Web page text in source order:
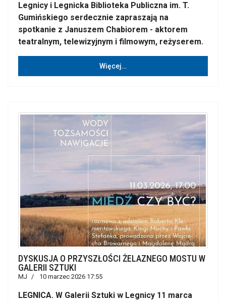
Legnicy i Legnicka Biblioteka Publiczna im. T.
Gumińskiego serdecznie zapraszają na
spotkanie z Januszem Chabiorem - aktorem
teatralnym, telewizyjnym i filmowym, reżyserem.
Więcej…
DYSKUSJA O PRZYSZŁOŚCI ŻELAZNEGO MOSTU W
GALERII SZTUKI
MJ 10 marzec 2026 17:55
LEGNICA. W Galerii Sztuki w Legnicy 11 marca